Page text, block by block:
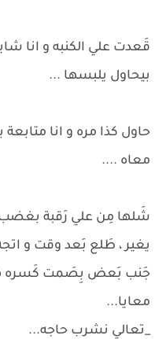
قَعدت علي الكنبه و انا
بيحاول يلبسها ...
حاول كذا مره و انا
معاه ....
شَلها مِن علي رَقبة
يغير ، طَلع بَعد وقت و
جَنب بَعض بِصَمت كَسره
معايا...
_تعالي نشرب حاجه...